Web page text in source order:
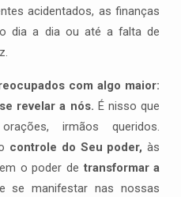
acidentados, as finanças
dia a dia ou até a falta de
com algo maior:
revelar a nós. É nisso que
irmãos queridos.
controle do Seu poder, às
o poder de transformar a
se manifestar nas nossas